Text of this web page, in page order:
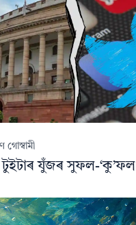
গোস্বামী
টুইটাৰ যুঁজৰ সুফল-‘কু’ফল